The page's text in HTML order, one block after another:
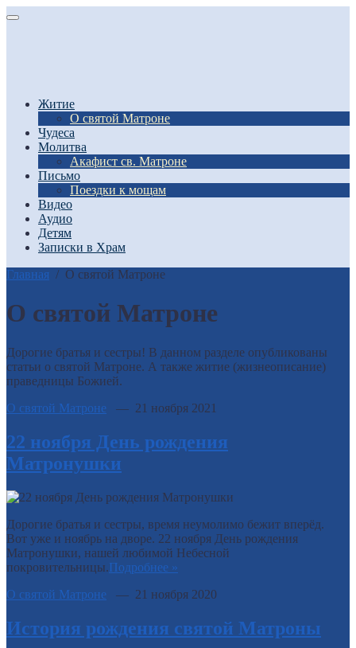
Житие
О святой Матроне
Чудеса
Молитва
Акафист св. Матроне
Письмо
Поездки к мощам
Видео
Аудио
Детям
Записки в Храм
Главная / О святой Матроне
О святой Матроне
Дорогие братья и сестры! В данном разделе опубликованы
статьи о святой Матроне. А также житие (жизнеописание)
праведницы Божией.
О святой Матроне — 21 ноября 2021
22 ноября День рождения
Матронушки
Дорогие братья и сестры, время неумолимо бежит вперёд.
Вот уже и ноябрь на дворе. 22 ноября День рождения
Матронушки, нашей любимой Небесной
покровительницы.Подробнее »
О святой Матроне — 21 ноября 2020
История рождения святой Матроны